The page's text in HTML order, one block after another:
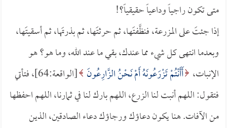
متى تكون راجياً وداعياً حقيقياً؟!
إذا جئتَ على المزرعة، فنظَّفتَها، ثم حرثتَها، ثم بذرتَها، ثم أسقيتَها،
وبعدما انتهى كل شيء مما عندك، بقي ما عند الله، وما هو؟ هو
الإنبات، أَأَنْتُمْ تَزْرَعُونَهُ أَمْ نَحْنُ الزَّارِعُونَ
[الواقعة:64]، فتأتي
فتقول: اللهم أنبت لنا الزرع، اللهم بارك لنا في ثمارنا، اللهم احفظها
من الآفات. هنا يكون دعاؤك ورجاؤك دعاء الصادقين، الذين